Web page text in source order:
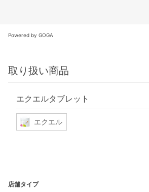
Powered by GOGA
取り扱い商品
エクエルタブレット
エクエル
店舗タイプ